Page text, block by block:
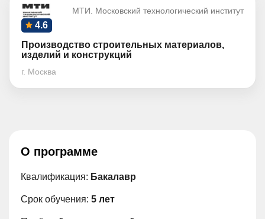
МТИ. Московский технологический институт
4.6
Производство строительных материалов,
изделий и конструкций
г. Москва
О программе
Квалификация: Бакалавр
Срок обучения: 5 лет